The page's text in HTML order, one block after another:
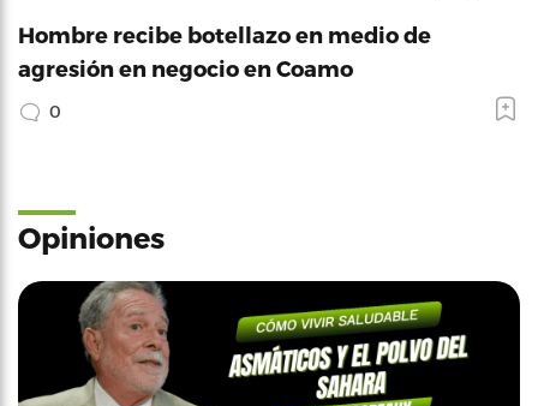
Hombre recibe botellazo en medio de
agresión en negocio en Coamo
0
Opiniones